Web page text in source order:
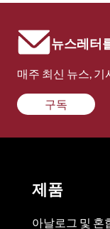
뉴스레터
매주 최신 뉴스, 기
구독
제품
아날로그 및 혼